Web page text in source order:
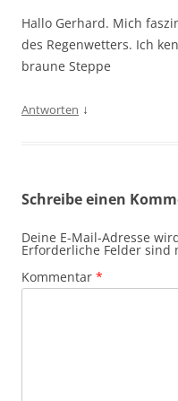
Hallo Gerhard. Mich
des Regenwetters. Ich
braune Steppe
Antworten ↓
Schreibe einen
Deine E-Mail-Adresse
Erforderliche Felder sind
Kommentar *